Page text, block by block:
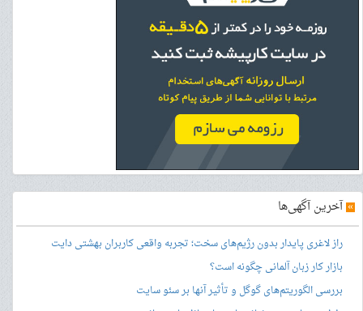
»آخرین آگهی‌ها
راز لاغری پایدار بدون رژیم‌های سخت؛ تجربه واقعی کاربران بهشتی دایت
بازار کار زبان آلمانی چگونه است؟
بررسی الگوریتم‌های گوگل و تأثیر آنها بر سئو سایت